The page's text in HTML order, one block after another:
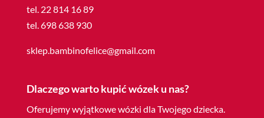
tel. 22 814 16 89
tel. 698 638 930
sklep.bambinofelice@gmail.com
Dlaczego warto kupić wózek u nas?
Oferujemy wyjątkowe wózki dla Twojego dziecka.